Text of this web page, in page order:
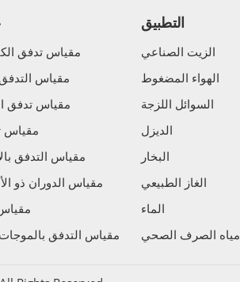
مقياس تدفق
مقياس
مقياس تدفق
مقياس
مقياس التدفق
مقياس الدوران ذو
مقياس التدفق
التطبيق
الزيت الصناعي
الهواء المضغوط
السوائل اللزجة
الديزل
البخار
الغاز الطبيعي
الماء
مياه الصرف الصحي
Rights Reserved